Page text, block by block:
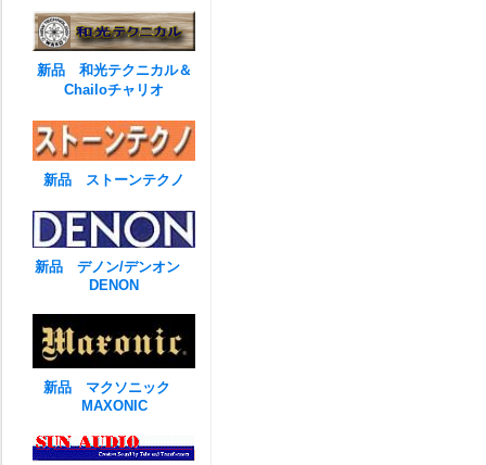
新品 和光テクニカル＆
Chailoチャリオ
新品 ストーンテクノ
新品 デノン/デンオン
DENON
新品 マクソニック
MAXONIC